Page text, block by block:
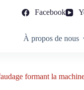
Facebook
À propos de nous
formant la